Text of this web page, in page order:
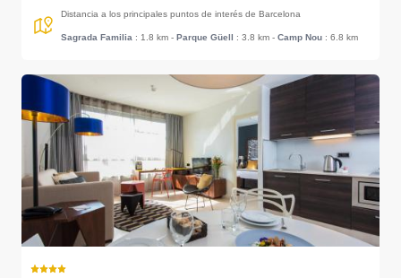
Distancia a los principales puntos de interés de Barcelona
Sagrada Familia : 1.8 km - Parque Güell : 3.8 km - Camp Nou : 6.8 km